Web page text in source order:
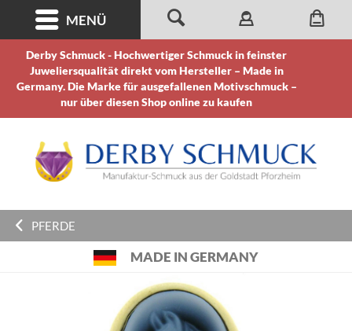
Derby Schmuck - Hochwertiger Schmuck in feinster
Juweliersqualität direkt vom Hersteller – Made in
Germany. Die Marke für ausgefallenen Motivschmuck –
nur über diesen Shop online zu kaufen
MENÜ
PFERDE
MADE IN GERMANY